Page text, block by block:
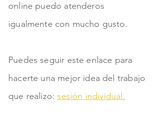
online puedo atenderos
igualmente con mucho gusto.
Puedes seguir este enlace para
hacerte una mejor idea del trabajo
que realizo:sesión individual.